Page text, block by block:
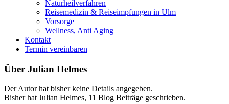
Naturheilverfahren
Reisemedizin & Reiseimpfungen in Ulm
Vorsorge
Wellness, Anti Aging
Kontakt
Termin vereinbaren
Über Julian Helmes
Der Autor hat bisher keine Details angegeben.
Bisher hat Julian Helmes, 11 Blog Beiträge geschrieben.